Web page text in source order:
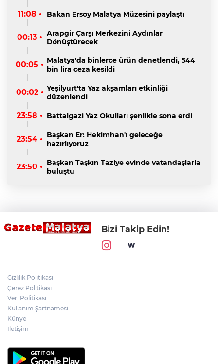
11:08 • Bakan Ersoy Malatya Müzesini paylaştı
00:13 • Arapgir Çarşı Merkezini Aydınlar
Dönüştürecek
00:05 • Malatya'da binlerce ürün denetlendi, 544
bin lira ceza kesildi
00:02 • Yeşilyurt'ta Yaz akşamları etkinliği
düzenlendi
23:58 • Battalgazi Yaz Okulları şenlikle sona erdi
23:54 • Başkan Er: Hekimhan'ı geleceğe
hazırlıyoruz
23:50 • Başkan Taşkın Taziye evinde vatandaşlarla
buluştu
Bizi Takip Edin!
Gizlilik Politikası
Çerez Politikası
Veri Politikası
Kullanım Şartnamesi
Künye
İletişim